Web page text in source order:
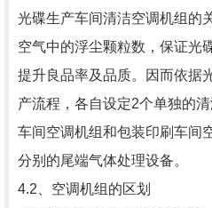
光碟生产车间清洁空调机组的
空气中的浮尘颗粒数，保证光
提升良品率及品质。因而依据
产流程，各自设定2个单独的
车间空调机组和包装印刷车间
分别的尾端气体处理设备。
4.2、空调机组的区划